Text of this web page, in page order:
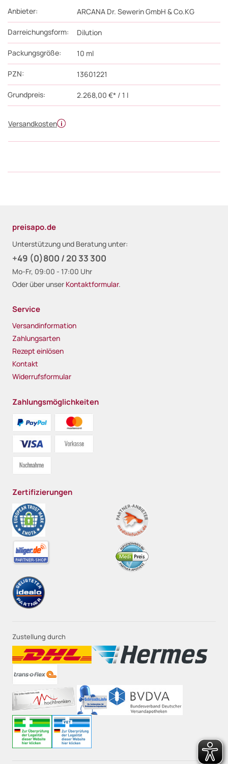
Versandkosten
Anbieter: ARCANA Dr. Sewerin GmbH & Co.KG
Darreichungsform: Dilution
Packungsgröße: 10 ml
PZN: 13601221
Grundpreis: 2.268,00 €* / 1 l
preisapo.de
Unterstützung und Beratung unter:
+49 (0)800 / 20 33 300
Mo-Fr, 09:00 - 17:00 Uhr
Oder über unser Kontaktformular.
Service
Versandinformation
Zahlungsarten
Rezept einlösen
Kontakt
Widerrufsformular
Zahlungsmöglichkeiten
Zertifizierungen
Zustellung durch